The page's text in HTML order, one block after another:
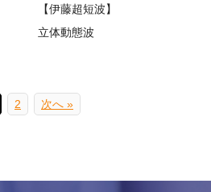
【伊藤超短波】
立体動態波
2 次へ »